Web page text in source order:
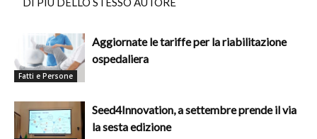
Fatti e Persone
Aggiornate le tariffe per la riabilitazione
ospedaliera
Seed4Innovation, a settembre prende il via
la sesta edizione